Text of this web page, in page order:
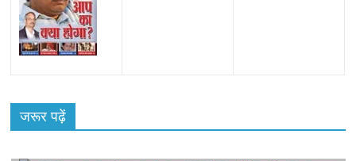
जरूर पढ़ें
प्रथम आगमन पर नवनियुक्त प्रदेश उपाध्यक्ष सोनू
बाल्मीकि का किया गया स्वागत